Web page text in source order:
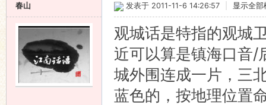
春山 发表于 2011-11-6 14:26:57 显示全部
观城话是特指的观城
近可以算是镇海口音/
城外围连成一片，三
蓝色的，按地理位置